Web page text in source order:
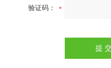
验证码：